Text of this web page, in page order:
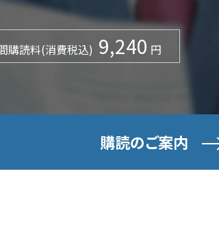
購読料(消費税込) 9,240 円
購読のご案内